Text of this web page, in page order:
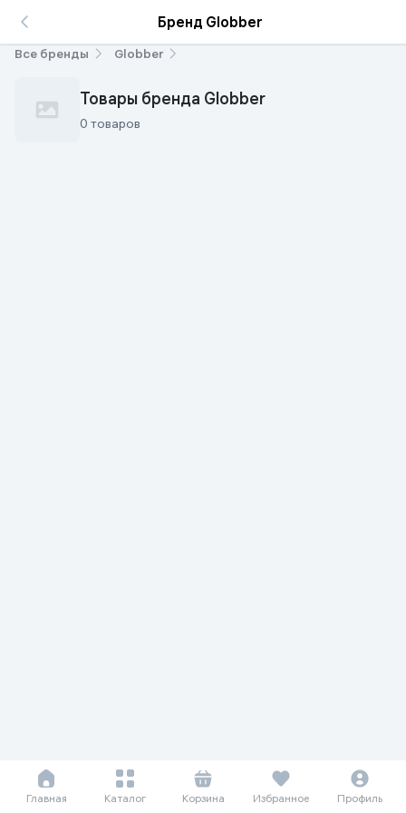
Бренд Globber
Все бренды Globber
Товары бренда Globber
0 товаров
Главная Каталог Корзина Избранное Профиль